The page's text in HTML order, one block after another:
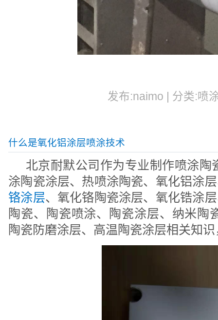
发布:naimo | 分类:喷
什么是氧化铝涂层喷涂技术
北京耐默公司作为专业制作喷涂陶
涂陶瓷涂层、热喷涂陶瓷、氧化铝涂
铬涂层、氧化铬陶瓷涂层、氧化锆涂
陶瓷、陶瓷喷涂、陶瓷涂层、纳米陶
陶瓷防磨涂层、高温陶瓷涂层相关知